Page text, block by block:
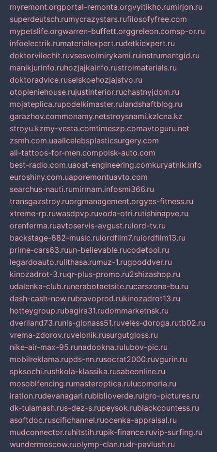
myremont.orgportal-remonta.orgvyitikho.rumirjon.ru
superdeutsch.rumycrazystars.rufilosofyfree.com
mypetslife.orgwarren-buffett.orggreleon.comsp-or.ru
infoelectrik.rumaterialexpert.rudetkiexpert.ru
doktorvilechit.ruvsesvoimirykami.ruinstrumentgid.ru
manikjurinfo.ruhozjajkainfo.rustroimaterials.ru
doktoradvice.ruselskoehozjajstvo.ru
otopleniehouse.rujustinterior.ruchastnyjdom.ru
mojateplica.rupodelkimaster.rulandshaftblog.ru
garazhov.commonamy.netstroysnami.kzlcna.kz
stroyu.kzmy-vesta.comtimeszp.comavtoguru.net
zsmh.com.uaallcelebsplasticsurgery.com
all-tattoos-for-men.compoisk-auto.com
best-radio.com.uaost-engineering.comkuryatnik.info
euroshiny.com.uaporemontuavto.com
searchus-nauti.rumirmam.infosmi366.ru
transgazstroy.ruorgmanagement.orgyes-fitness.ru
xtreme-rp.ruwasdpvp.ruvoda-otri.rutishinapve.ru
orenferma.ruavtoservis-avgust.rulord-tv.ru
backstage-682-music.rulordfilm7.rulordfilm13.ru
prime-cars63.ruun-believable.rucodetool.ru
legardoauto.rulithasa.rumuz-1.rugooddver.ru
kinozadrot-3.ruqr-plus-promo.ru2shizashop.ru
udalenka-club.runerabotaetsite.rucarszona-bu.ru
dash-cash-now.rubravoprod.rukinozadrot13.ru
hotteygroup.rubagira31.rudommarketnsk.ru
dveriland73.runis-glonass51.ruveles-doroga.rutb02.ru
vrema-zdorov.ruvelonik.rusurgutgloss.ru
nike-air-max-95.runadookna.rulubov-pic.ru
mobilreklama.rupds-nn.rusocrat2000.ruvgurin.ru
spksochi.rushkola-klassika.rusabeonline.ru
mosoblfencing.rumasteroptica.rulucomoria.ru
iration.rudevanagari.rubiblioverde.ruigro-pictures.ru
dk-tulamash.rus-dez-s.rupeysok.rublackcountess.ru
asoftdoc.ruscifichannel.ruocenka-appraisal.ru
mudconnector.ruhitstih.rupik-finance.ruvip-surfing.ru
wundermoscow.ruolymp-clan.rudr-pavlush.ru